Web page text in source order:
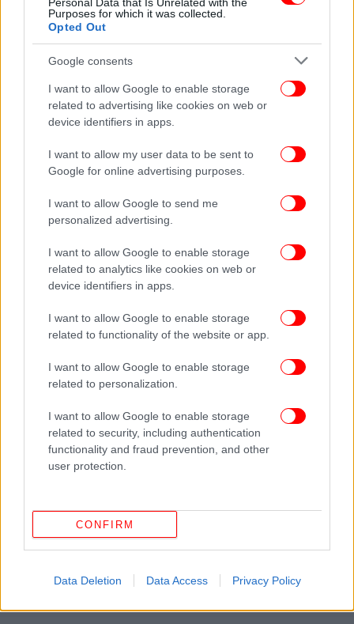
Purposes for which it was collected.
Opted Out
Google consents
I want to allow Google to enable storage
related to advertising like cookies on web or
device identifiers in apps.
I want to allow my user data to be sent to
Google for online advertising purposes.
I want to allow Google to send me
personalized advertising.
I want to allow Google to enable storage
related to analytics like cookies on web or
device identifiers in apps.
I want to allow Google to enable storage
related to functionality of the website or app.
I want to allow Google to enable storage
related to personalization.
I want to allow Google to enable storage
related to security, including authentication
functionality and fraud prevention, and other
user protection.
CONFIRM
Data Deletion Data Access Privacy Policy
ΚΟΣΜΟΣ 16/07/2018 23:04
το Μουντιάλ -Παρέα με τους παίκτες στο
Μέγαρο των Ηλυσίων [εικόνες]
16/07/2018 21:25
Επεσαν τα τείχη: Η υποδοχή των Παγκόσμιων
στους δρόμους [εικόνες & βίντεο]